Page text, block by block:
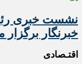
نشست خبری
خبرنگار
اقتـصادی